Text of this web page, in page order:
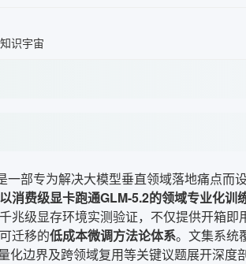
知识宇宙
一部专为解决大模型垂直领域落地痛点而
消费级显卡跑通GLM-5.2的领域专业化训
兆级显存环境实测验证，不仅提供开箱
迁移的低成本微调方法论体系。文集系统
边界及跨领域复用等关键议题展开深度